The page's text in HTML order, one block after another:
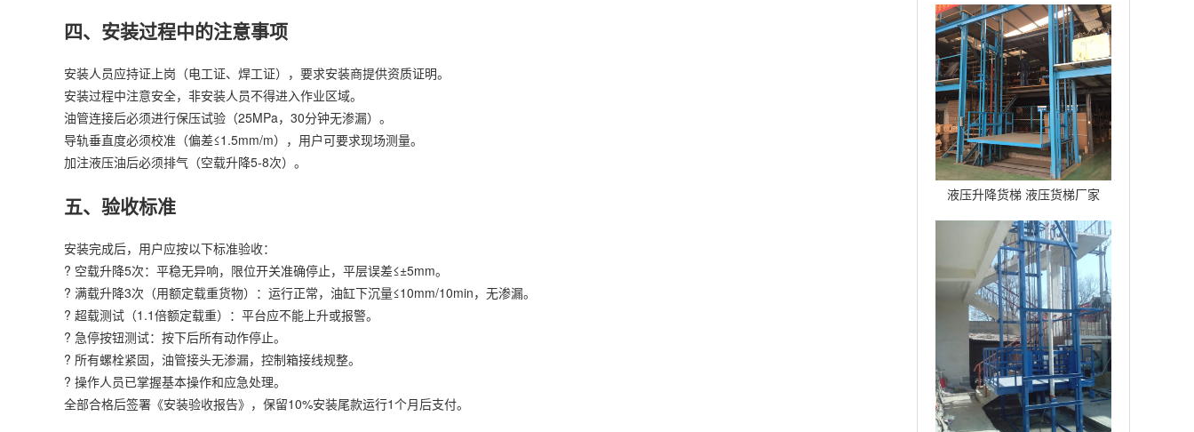
液压升降货梯 液压货梯厂家
四、安装过程中的注意事项
安装人员应持证上岗（电工证、焊工证），要求安装商提供资质证明。
安装过程中注意安全，非安装人员不得进入作业区域。
油管连接后必须进行保压试验（25MPa，30分钟无渗漏）。
导轨垂直度必须校准（偏差≤1.5mm/m），用户可要求现场测量。
加注液压油后必须排气（空载升降5-8次）。
五、验收标准
安装完成后，用户应按以下标准验收：
? 空载升降5次：平稳无异响，限位开关准确停止，平层误差≤±5mm。
? 满载升降3次（用额定载重货物）：运行正常，油缸下沉量≤10mm/10min，无渗漏。
? 超载测试（1.1倍额定载重）：平台应不能上升或报警。
? 急停按钮测试：按下后所有动作停止。
? 所有螺栓紧固，油管接头无渗漏，控制箱接线规整。
? 操作人员已掌握基本操作和应急处理。
全部合格后签署《安装验收报告》，保留10%安装尾款运行1个月后支付。